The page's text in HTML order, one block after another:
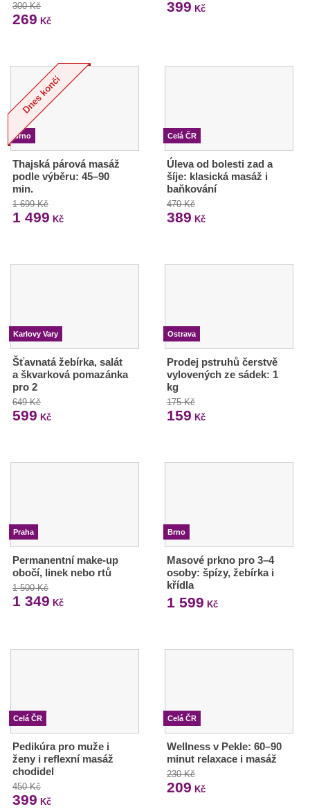
300 Kč
269 Kč
399 Kč
Brno
Thajská párová masáž
podle výběru: 45–90
min.
1 699 Kč
1 499 Kč
Celá ČR
Úleva od bolesti zad a
šíje: klasická masáž i
baňkování
470 Kč
389 Kč
Karlovy Vary
Šťavnatá žebírka, salát
a škvarková pomazánka
pro 2
649 Kč
599 Kč
Ostrava
Prodej pstruhů čerstvě
vylovených ze sádek: 1
kg
175 Kč
159 Kč
Praha
Permanentní make-up
obočí, linek nebo rtů
1 500 Kč
1 349 Kč
Brno
Masové prkno pro 3–4
osoby: špízy, žebírka i
křídla
1 599 Kč
Celá ČR
Pedikúra pro muže i
ženy i reflexní masáž
chodidel
450 Kč
399 Kč
Celá ČR
Wellness v Pekle: 60–90
minut relaxace i masáž
230 Kč
209 Kč